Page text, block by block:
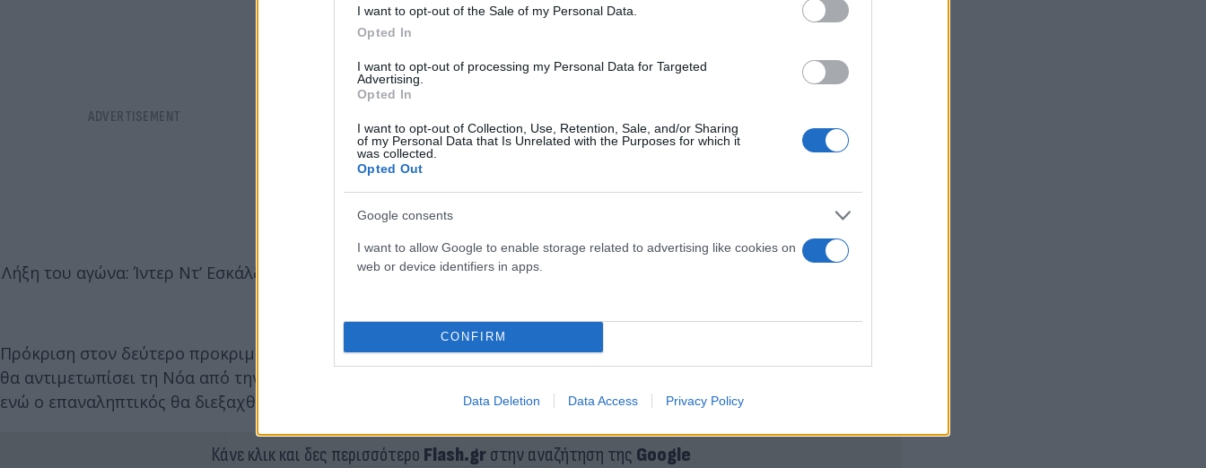
I want to opt-out of the Sale of my Personal Data.
Opted In
I want to opt-out of processing my Personal Data for Targeted
Advertising.
Opted In
I want to opt-out of Collection, Use, Retention, Sale, and/or Sharing
of my Personal Data that Is Unrelated with the Purposes for which it
was collected.
Opted Out
Google consents
I want to allow Google to enable storage related to advertising like cookies on
web or device identifiers in apps.
CONFIRM
Data Deletion Data Access Privacy Policy
Λήξη του αγώνα: Ίντερ Ντ’ Εσκάλδες – ΑΕΚ 0-4 #aekfc #aekfcseason2024_2025
Πρόκριση στον δεύτερο προκριματικό γύρο τουConference Leagueγια την ομάδα του Ματίας Αλμέιδα, η οποία
θα αντιμετωπίσει τη Νόα από την Αρμενία. Το πρώτο ματς θα γίνει την ερχόμενη Τρίτη, 6 Αυγούστου, στο Γερεβάν,
ενώ ο επαναληπτικός θα διεξαχθεί την Πέμπτη, 15 Αυγούστου, στην OPAP Arena.
Κάνε κλικ και δες περισσότερο Flash.grστην αναζήτηση της Google